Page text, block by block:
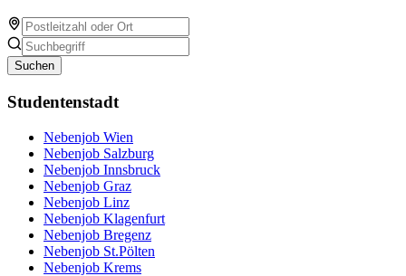
Suchen
Studentenstadt
Nebenjob Wien
Nebenjob Salzburg
Nebenjob Innsbruck
Nebenjob Graz
Nebenjob Linz
Nebenjob Klagenfurt
Nebenjob Bregenz
Nebenjob St.Pölten
Nebenjob Krems